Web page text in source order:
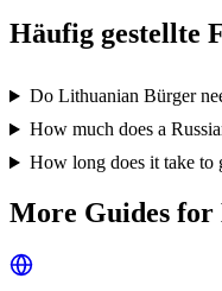
Häufig gestellte
Do Lithuanian Bürger
How much does a
How long does it take to
More Guides for